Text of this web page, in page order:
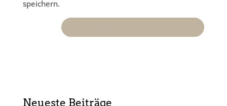
speichern.
Neueste Beiträge